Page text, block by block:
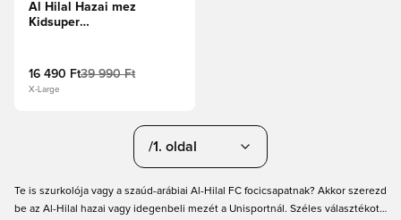
Al Hilal Hazai mez
Kidsuper
16 490 Ft39 990 Ft
X-Large
/1. oldal
Te is szurkolója vagy a szaúd-arábiai Al-Hilal FC focicsapatnak? Akkor szerezd
be az Al-Hilal hazai vagy idegenbeli mezét a Unisportnál. Széles választékot